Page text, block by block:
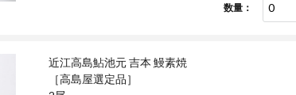
数量：
近江高島鮎池元 吉本 鰻素焼
［高島屋選定品］